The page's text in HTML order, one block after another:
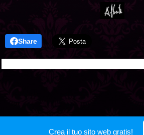
Share
Crea il tuo sito web gratis!